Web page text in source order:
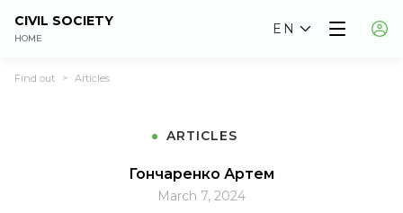
CIVIL SOCIETY
HOME
EN
Find out > Articles
ARTICLES
Гончаренко Артем
March 7, 2024